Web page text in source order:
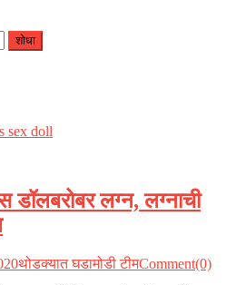
डॉलबरोबर लग्न, लग्नाची
थोडक्यात घडामोडी टीमComment(0)